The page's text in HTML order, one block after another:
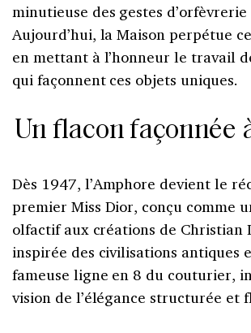
minutieuse des gestes
Aujourd’hui, la Maison perpétue
en mettant à l’honneur le travail
qui façonnent ces objets uniques.
Un flacon façonnée
Dès 1947, l’Amphore devient le
premier Miss Dior, conçu comme
olfactif aux créations de Christian
inspirée des civilisations antiques
fameuse ligne en 8 du couturier,
vision de l’élégance structurée et